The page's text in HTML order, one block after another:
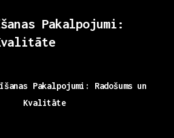
Pakalpojumi:
Pakalpojumi: Radošums un
Kvalitāte